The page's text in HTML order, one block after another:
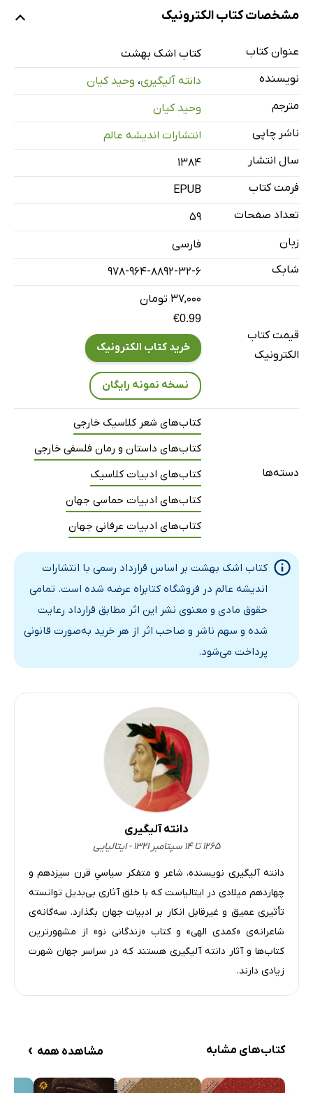
INFERNO
بهشت
PARADISO
مشخصات کتاب الکترونیک
عنوان کتاب
کتاب اشک بهشت
نویسنده
دانته آلیگیری، وحید کیان
مترجم
وحید کیان
ناشر چاپی
انتشارات اندیشه عالم
سال انتشار
۱۳۸۴
فرمت کتاب
EPUB
تعداد صفحات
59
زبان
فارسی
شابک
978-964-8892-32-6
قیمت کتاب
الکترونیک
۳۷,۰۰۰ تومان
€0.99
خرید کتاب الکترونیک
نسخه نمونه رایگان
دسته‌ها
کتاب‌های شعر کلاسیک خارجی
کتاب‌های داستان و رمان فلسفی خارجی
کتاب‌های ادبیات کلاسیک
کتاب‌های ادبیات حماسی جهان
کتاب‌های ادبیات عرفانی جهان
کتاب اشک بهشت بر اساس قرارداد رسمی با انتشارات
اندیشه عالم در فروشگاه کتابراه عرضه شده است. تمامی
حقوق مادی و معنوی نشر این اثر مطابق قرارداد رعایت
شده و سهم ناشر و صاحب اثر از هر خرید به‌صورت قانونی
پرداخت می‌شود.
دانته آلیگیری
۱۲۶۵ تا ۱۴ سپتامبر ۱۳۲۱ - ایتالیایی
دانته آلیگیری نویسنده، شاعر و متفکر سیاسیِ قرن سیزدهم و
چهاردهم میلادی در ایتالیاست که با خلق آثاری بی‌بدیل توانسته
تأثیری عمیق و غیرقابل انکار بر ادبیات جهان بگذارد. سه‌گانه‌ی
شاعرانه‌ی «کمدی الهی» و کتاب «زندگانی نو» از مشهورترین
کتاب‌ها و آثار دانته آلیگیری هستند که در سراسر جهان شهرت
زیادی دارند.
کتاب‌های مشابه مشاهده همه ›